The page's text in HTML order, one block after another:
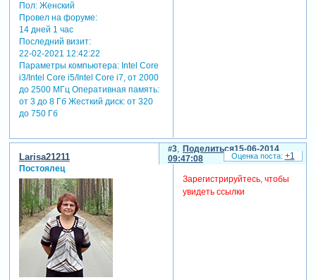
Пол:Женский
Провел на форуме:
14 дней 1 час
Последний визит:
22-02-2021 12:42:22
Параметры компьютера:Intel Core
i3/Intel Core i5/Intel Core i7, от 2000
до 2500 МГц Оперативная память:
от 3 до 8 Гб Жесткий диск: от 320
до 750 Гб
Поделиться
3
15-06-2014
09:47:08
Larisa21211
Постоялец
Зарегистрируйтесь, чтобы
увидеть ссылки
+1